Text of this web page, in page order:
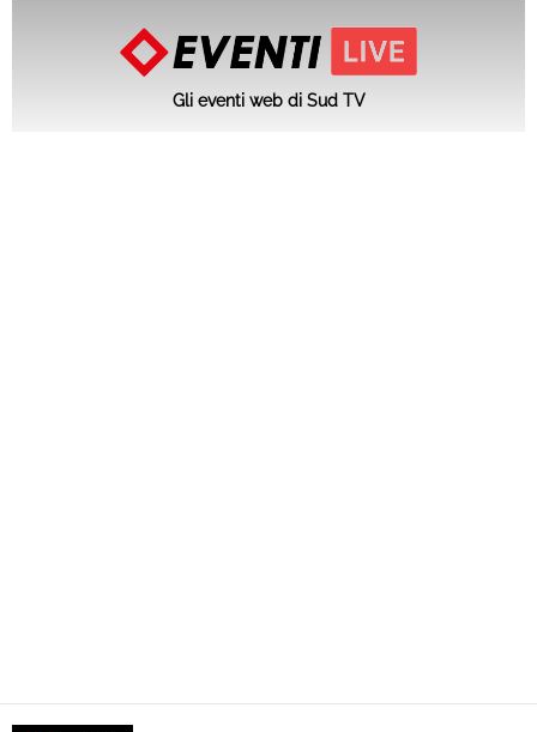
Gli eventi web di Sud TV